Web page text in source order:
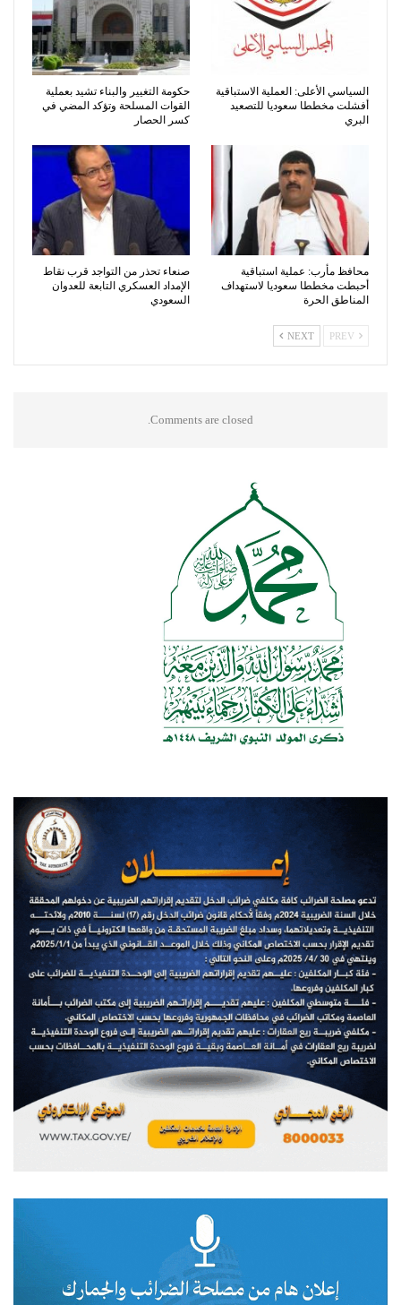
السياسي الأعلى: العملية الاستباقية
أفشلت مخططا سعوديا للتصعيد
البري
حكومة التغيير والبناء تشيد بعملية
القوات المسلحة وتؤكد المضي في
كسر الحصار
محافظ مأرب: عملية استباقية
أحبطت مخططا سعوديا لاستهداف
المناطق الحرة
صنعاء تحذر من التواجد قرب نقاط
الإمداد العسكري التابعة للعدوان
السعودي
NEXT
Comments are closed.